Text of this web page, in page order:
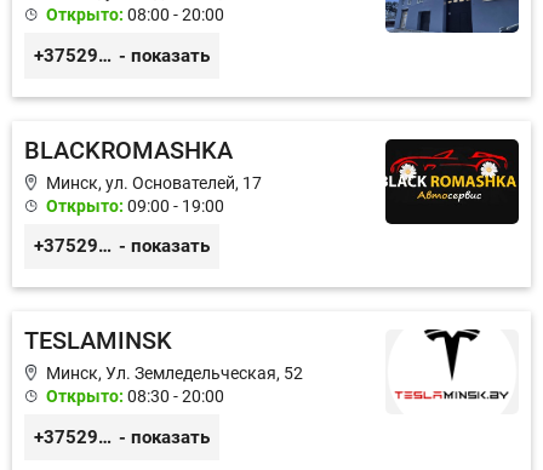
Открыто: 08:00 - 20:00
+375296606560 - показать
BLACKROMASHKA
Минск, ул. Основателей, 17
Открыто: 09:00 - 19:00
+375296651188 - показать
TESLAMINSK
Минск, Ул. Земледельческая, 52
Открыто: 08:30 - 20:00
+375291335101 - показать